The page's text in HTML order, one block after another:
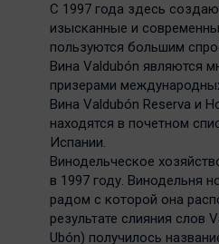
С 1997 года здесь
изысканные и
пользуются большим
Вина Valdubón являются
призерами
Вина Valdubón Reserva и
находятся в почетном
Испании.
Винодельческое
в 1997 году. Винодельня
радом с которой она
результате слияния слов
Ubón) получилось